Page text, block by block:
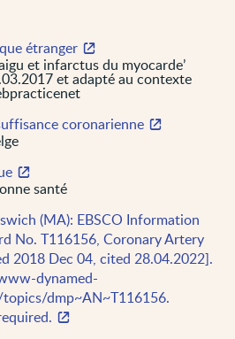
étranger
et infarctus du myocarde’
et adapté au contexte
coronarienne
santé
(MA): EBSCO Information
No. T116156, Coronary Artery
2018 Dec 04, cited 28.04.2022].
dynamed-
dmp~AN~T116156.